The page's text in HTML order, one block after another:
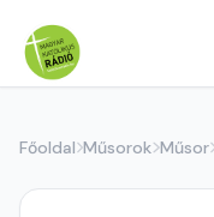
Főoldal Műsorok Műsor